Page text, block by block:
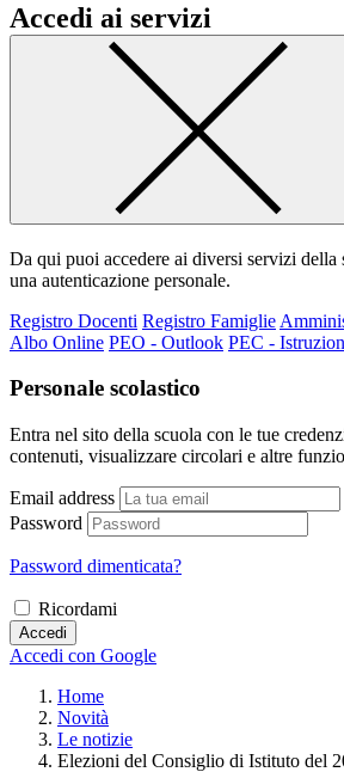
Accedi ai servizi
Da qui puoi accedere ai diversi servizi della
una autenticazione personale.
Registro Docenti Registro Famiglie
Albo Online PEO - Outlook PEC -
Personale scolastico
Entra nel sito della scuola con le tue
contenuti, visualizzare circolari e altre
Email address
Password
Password dimenticata?
Ricordami
Accedi
Accedi con Google
Home
Novità
Le notizie
Elezioni del Consiglio di Istituto del